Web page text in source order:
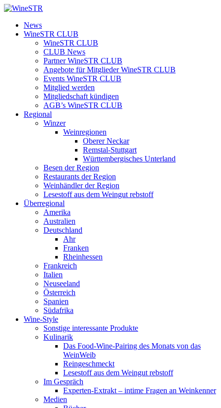
Zum
springen
WineSTR
News
WineSTR CLUB
WineSTR CLUB
CLUB News
Partner WineSTR CLUB
Angebote für Mitglieder WineSTR CLUB
Events WineSTR CLUB
Mitglied werden
Mitgliedschaft kündigen
AGB’s WineSTR CLUB
Regional
Winzer
Weinregionen
Oberer Neckar
Remstal-Stuttgart
Württembergisches Unterland
Besen der Region
Restaurants der Region
Weinhändler der Region
Lesestoff aus dem Weingut rebstoff
Überregional
Amerika
Australien
Deutschland
Ahr
Franken
Rheinhessen
Frankreich
Italien
Neuseeland
Österreich
Spanien
Südafrika
Wine-Style
Sonstige interessante Produkte
Kulinarik
Das Food-Wine-Pairing des Monats von das
WeinWeib
Reingeschmeckt
Lesestoff aus dem Weingut rebstoff
Im Gespräch
Experten-Extrakt – intime Fragen an Weinkenner
Medien